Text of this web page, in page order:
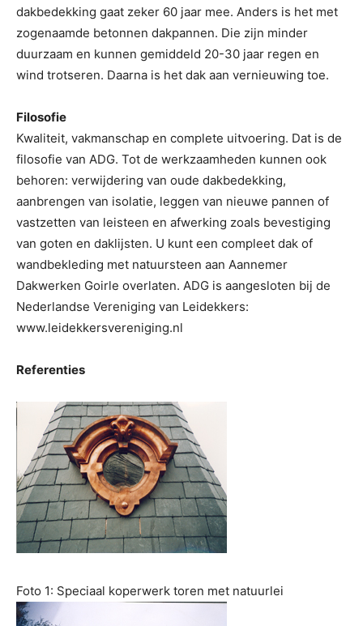
dakbedekking gaat zeker 60 jaar mee. Anders is het met
zogenaamde betonnen dakpannen. Die zijn minder
duurzaam en kunnen gemiddeld 20-30 jaar regen en
wind trotseren. Daarna is het dak aan vernieuwing toe.
Filosofie
Kwaliteit, vakmanschap en complete uitvoering. Dat is de
filosofie van ADG. Tot de werkzaamheden kunnen ook
behoren: verwijdering van oude dakbedekking,
aanbrengen van isolatie, leggen van nieuwe pannen of
vastzetten van leisteen en afwerking zoals bevestiging
van goten en daklijsten. U kunt een compleet dak of
wandbekleding met natuursteen aan Aannemer
Dakwerken Goirle overlaten. ADG is aangesloten bij de
Nederlandse Vereniging van Leidekkers:
www.leidekkersvereniging.nl
Referenties
Foto 1: Speciaal koperwerk toren met natuurlei